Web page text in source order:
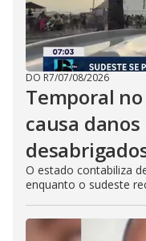
DO R7/07/08/2026
Temporal no
causa danos
O estado contabiliza
enquanto o sudeste